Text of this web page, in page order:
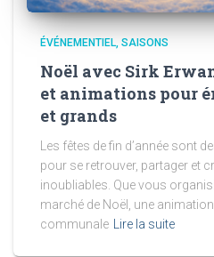
ÉVÉNEMENTIEL SAISONS
Noël avec Sirk
et animations pour
et grands
Les fêtes de fin d’année sont
pour se retrouver, partager et
inoubliables. Que vous
marché de Noël, une
communale
Lire la suite